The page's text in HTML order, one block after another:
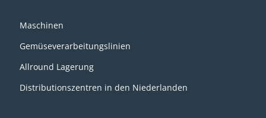
Maschinen
Gemüseverarbeitungslinien
Allround Lagerung
Distributionszentren in den Niederlanden